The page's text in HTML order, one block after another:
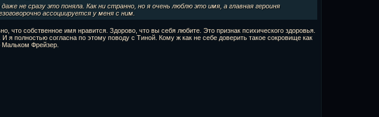
не сразу это поняла. Как ни странно, но я очень люблю это имя, а главная героиня
ассоциируется у меня с ним.
что собственное имя нравится. Здорово, что вы себя любите. Это признак психического здоровья.
я полностью согласна по этому поводу с Тиной. Кому ж как не себе доверить такое сокровище как
Фрейзер.